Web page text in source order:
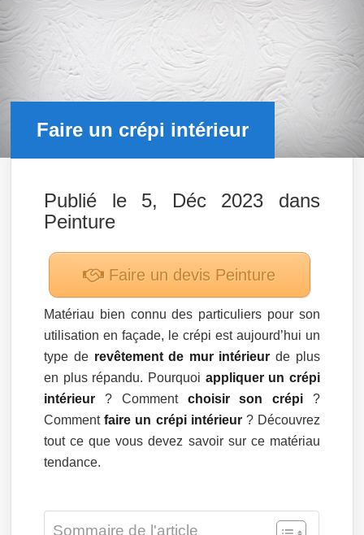
Faire un crépi intérieur
Publié le 5, Déc 2023 dans
Peinture
Faire un devis Peinture
Matériau bien connu des particuliers pour son
utilisation en façade, le crépi est aujourd’hui un
type de revêtement de mur intérieur de plus
en plus répandu. Pourquoi appliquer un crépi
intérieur ? Comment choisir son crépi?
Commentfaire un crépi intérieur? Découvrez
tout ce que vous devez savoir sur ce matériau
tendance.
Sommaire de l'article